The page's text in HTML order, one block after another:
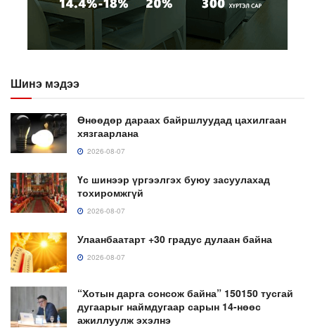
Шинэ мэдээ
Өнөөдөр дараах байршлуудад цахилгаан
хязгаарлана
2026-08-07
Үс шинээр үргээлгэх буюу засуулахад
тохиромжгүй
2026-08-07
Улаанбаатарт +30 градус дулаан байна
2026-08-07
“Хотын дарга сонсож байна” 150150 тусгай
дугаарыг наймдугаар сарын 14-нөөс
ажиллуулж эхэлнэ